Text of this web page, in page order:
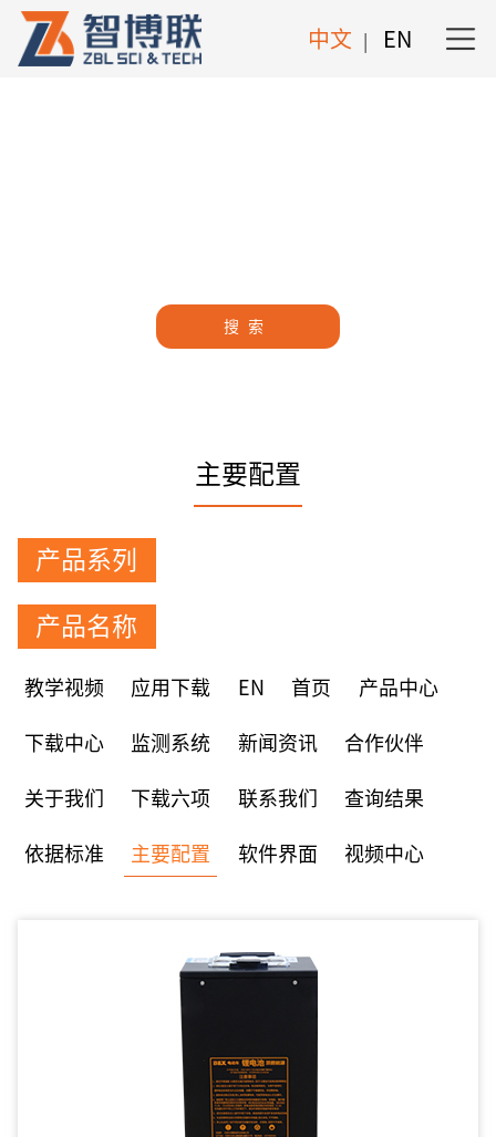
中文 EN
主要配置
产品系列
产品名称
教学视频 应用下载 EN 首页 产品中心
下载中心 监测系统 新闻资讯 合作伙伴
关于我们 下载六项 联系我们 查询结果
依据标准 主要配置 软件界面 视频中心